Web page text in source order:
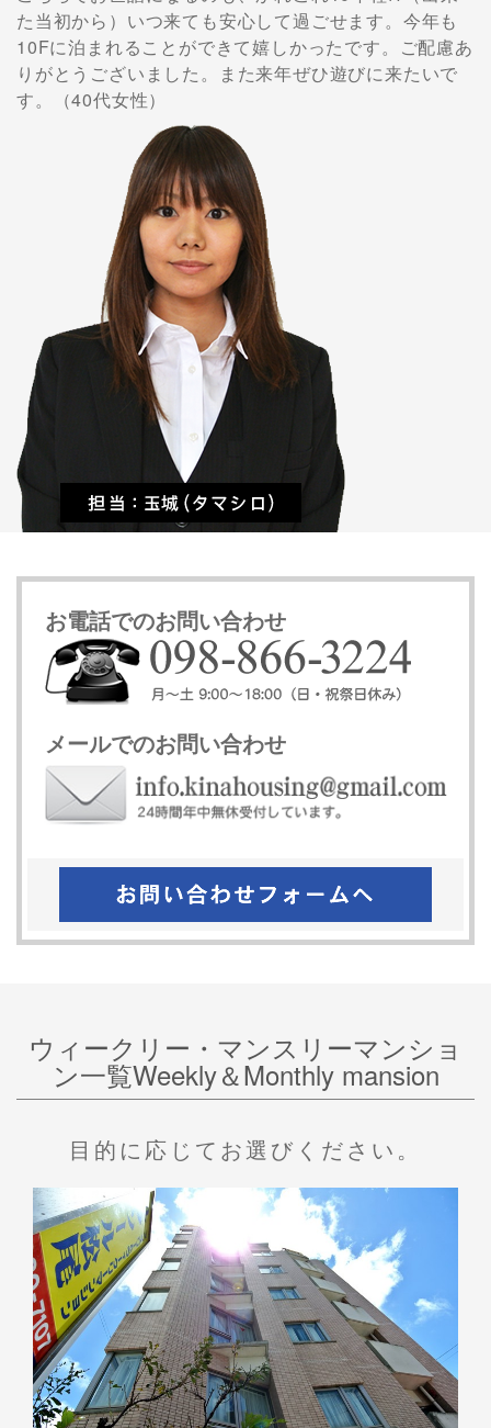
た当初から）いつ来ても安心して過ごせます。今年も
10Fに泊まれることができて嬉しかったです。ご配慮あ
りがとうございました。また来年ぜひ遊びに来たいで
す。（40代女性）
お電話でのお問い合わせ
メールでのお問い合わせ
ウィークリー・マンスリーマンショ
ン一覧Weekly＆Monthly mansion
目的に応じてお選びください。